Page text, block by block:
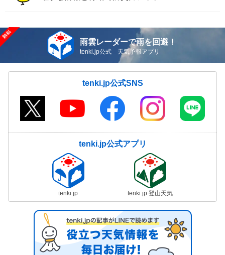
雨雲レーダーで雨を回避！
tenki.jp公式 天気予報アプリ
tenki.jp公式SNS
tenki.jp公式アプリ
tenki.jp tenki.jp 登山天気